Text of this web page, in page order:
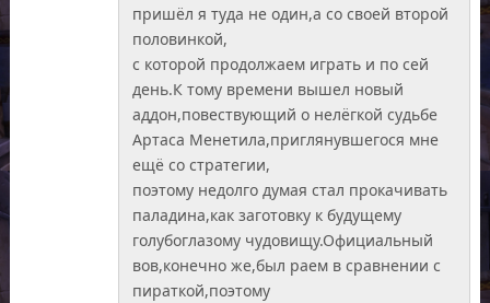
пришёл я туда не один,а со своей второй
половинкой,
с которой продолжаем играть и по сей
день.К тому времени вышел новый
аддон,повествующий о нелёгкой судьбе
Артаса Менетила,приглянувшегося мне
ещё со стратегии,
поэтому недолго думая стал прокачивать
паладина,как заготовку к будущему
голубоглазому чудовищу.Официальный
вов,конечно же,был раем в сравнении с
пираткой,поэтому